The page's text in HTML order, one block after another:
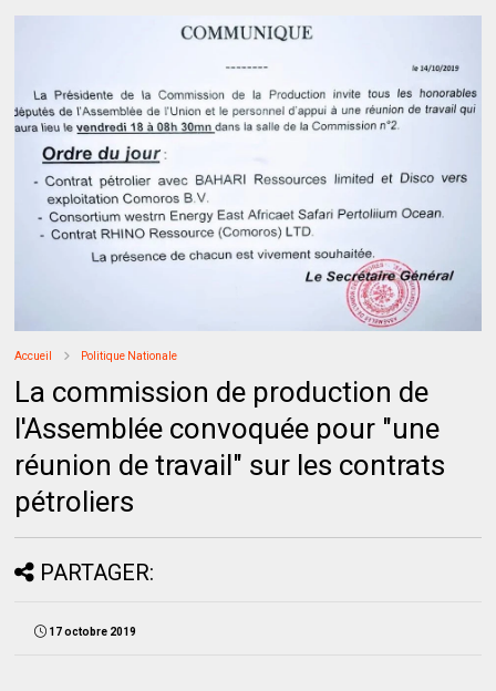
Accueil Politique Nationale
La commission de production de
l'Assemblée convoquée pour "une
réunion de travail" sur les contrats
pétroliers
PARTAGER:
17 octobre 2019